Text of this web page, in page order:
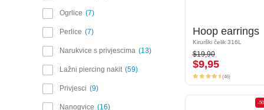
Ogrlice 7
Perlice 7
Narukvice s privjescima 13
Lažni piercing nakit 59
Privjesci 9
Nanogvice 16
Hoop earrings
Kirurški čelik 316L
$19,90
$9,95
Hoop earrings
Kirurški čelik 316L
$19,90
$9,95
(46)
-50%
-